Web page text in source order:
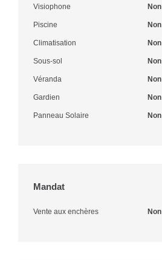
Visiophone Non
Piscine Non
Climatisation Non
Sous-sol Non
Véranda Non
Gardien Non
Panneau Solaire Non
Mandat
Vente aux enchères Non